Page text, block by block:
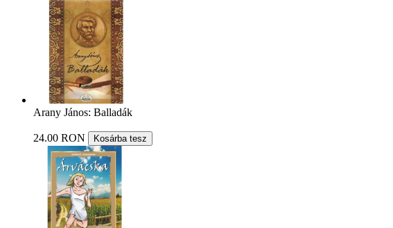
Arany János: Balladák
24.00 RON Kosárba tesz